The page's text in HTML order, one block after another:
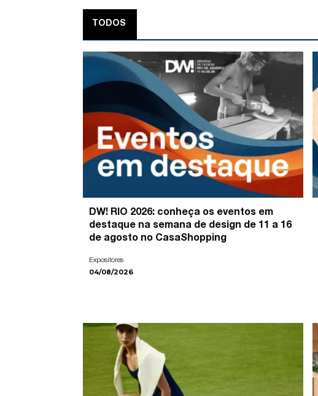
TODOS
DW! RIO 2026: conheça os eventos em
destaque na semana de design de 11 a 16
de agosto no CasaShopping
Expositores
04/08/2026